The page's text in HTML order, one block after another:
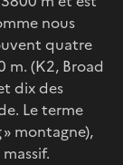
nous
quatre
m. (K2, Broad
dix des
Le terme
» montagne),